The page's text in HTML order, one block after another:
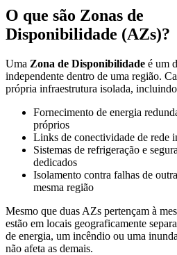
O que são Zonas de
Disponibilidade (AZs)?
Uma Zona de Disponibilidade é um
independente dentro de uma região.
própria infraestrutura isolada,
Fornecimento de energia
próprios
Links de conectividade de rede
Sistemas de refrigeração e
dedicados
Isolamento contra falhas de
mesma região
Mesmo que duas AZs pertençam à
estão em locais geograficamente
de energia, um incêndio ou uma
não afeta as demais.